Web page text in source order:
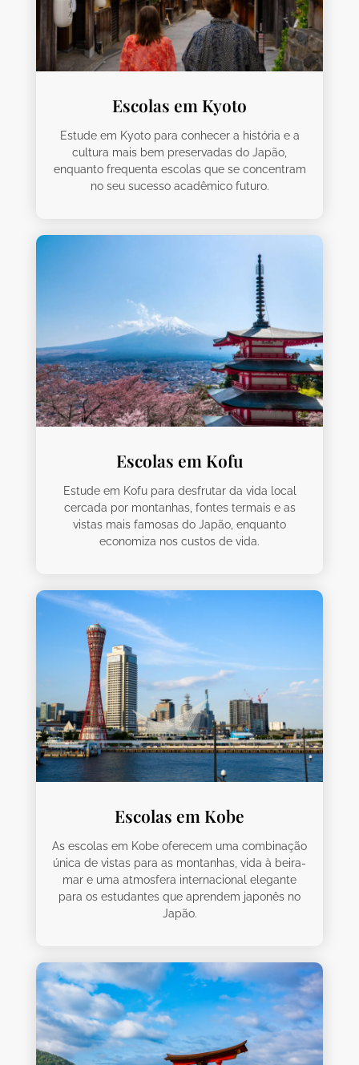
Escolas em Kyoto
Estude em Kyoto para conhecer a história e a
cultura mais bem preservadas do Japão,
enquanto frequenta escolas que se concentram
no seu sucesso acadêmico futuro.
Escolas em Kofu
Estude em Kofu para desfrutar da vida local
cercada por montanhas, fontes termais e as
vistas mais famosas do Japão, enquanto
economiza nos custos de vida.
Escolas em Kobe
As escolas em Kobe oferecem uma combinação
única de vistas para as montanhas, vida à beira-
mar e uma atmosfera internacional elegante
para os estudantes que aprendem japonês no
Japão.